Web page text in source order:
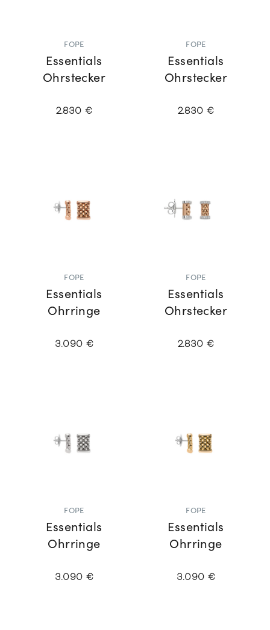
FOPE
Essentials
Ohrstecker
2.830 €
FOPE
Essentials
Ohrstecker
2.830 €
FOPE
Essentials
Ohrringe
3.090 €
FOPE
Essentials
Ohrstecker
2.830 €
FOPE
Essentials
Ohrringe
3.090 €
FOPE
Essentials
Ohrringe
3.090 €